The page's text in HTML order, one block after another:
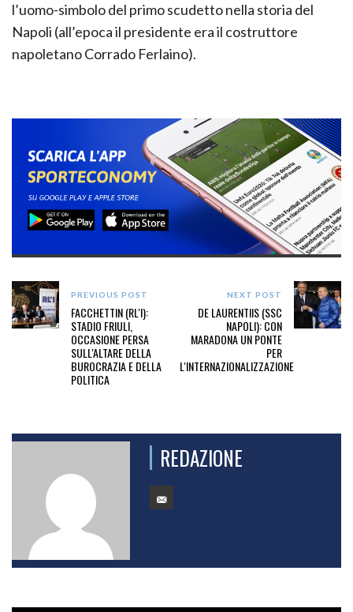
l’uomo-simbolo del primo scudetto nella storia del
Napoli (all’epoca il presidente era il costruttore
napoletano Corrado Ferlaino).
PREVIOUS POST
FACCHETTIN (RL'I):
STADIO FRIULI,
OCCASIONE PERSA
SULL'ALTARE DELLA
BUROCRAZIA E DELLA
POLITICA
NEXT POST
DE LAURENTIIS (SSC
NAPOLI): CON
MARADONA UN PONTE
PER
L'INTERNAZIONALIZZAZIONE
REDAZIONE